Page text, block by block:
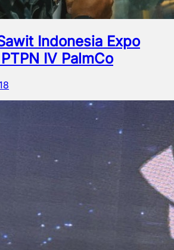
Indonesia Expo
IV PalmCo